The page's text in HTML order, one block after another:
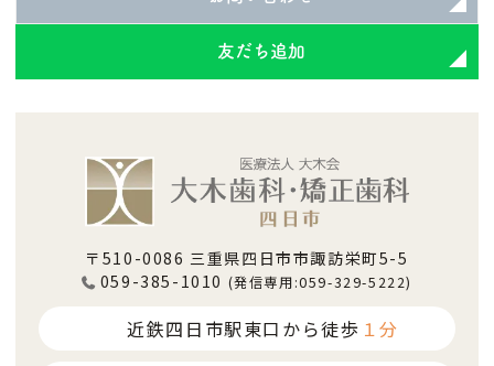
友だち追加
〒510-0086 三重県四日市市諏訪栄町5-5
059-385-1010 (発信専用:059-329-5222)
近鉄四日市駅東口から徒歩 １分